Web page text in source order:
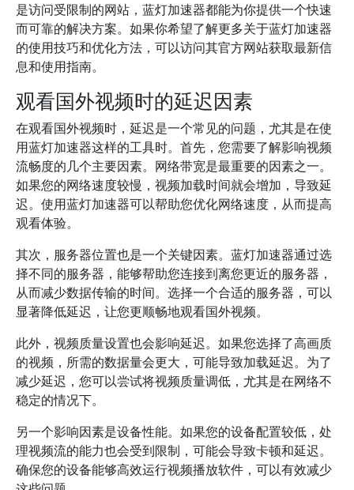
是访问受限制的网站，蓝灯加速器都能为你提供一个快速
而可靠的解决方案。如果你希望了解更多关于蓝灯加速器
的使用技巧和优化方法，可以访问其官方网站获取最新信
息和使用指南。
观看国外视频时的延迟因素
在观看国外视频时，延迟是一个常见的问题，尤其是在使
用蓝灯加速器这样的工具时。首先，您需要了解影响视频
流畅度的几个主要因素。网络带宽是最重要的因素之一。
如果您的网络速度较慢，视频加载时间就会增加，导致延
迟。使用蓝灯加速器可以帮助您优化网络速度，从而提高
观看体验。
其次，服务器位置也是一个关键因素。蓝灯加速器通过选
择不同的服务器，能够帮助您连接到离您更近的服务器，
从而减少数据传输的时间。选择一个合适的服务器，可以
显著降低延迟，让您更顺畅地观看国外视频。
此外，视频质量设置也会影响延迟。如果您选择了高画质
的视频，所需的数据量会更大，可能导致加载延迟。为了
减少延迟，您可以尝试将视频质量调低，尤其是在网络不
稳定的情况下。
另一个影响因素是设备性能。如果您的设备配置较低，处
理视频流的能力也会受到限制，可能会导致卡顿和延迟。
确保您的设备能够高效运行视频播放软件，可以有效减少